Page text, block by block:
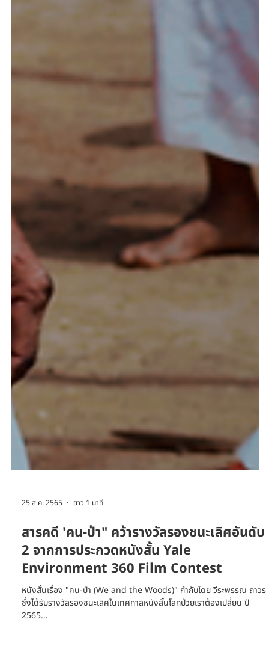
25 ส.ค. 2565 ยาว 1 นาที
สารคดี 'คน-ป่า" คว้ารางวัลรองชนะเลิศอันดับ
2 จากการประกวดหนังสั้น Yale
Environment 360 Film Contest